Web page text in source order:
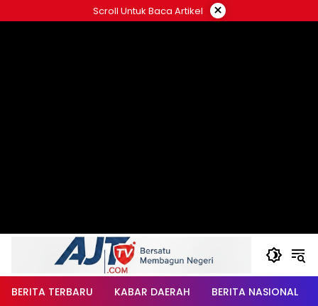
ke
Scroll Untuk Baca Artikel ×
BERITA TERBARU KABAR DAERAH BERITA NASIONAL